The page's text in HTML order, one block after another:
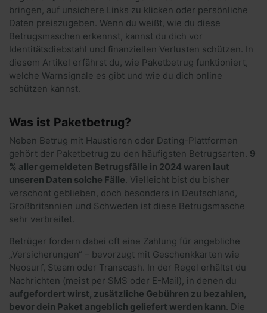
bringen, auf unsichere Links zu klicken oder persönliche
Daten preiszugeben. Wenn du weißt, wie du diese
Betrugsmaschen erkennst, kannst du dich vor
Identitätsdiebstahl und finanziellen Verlusten schützen. In
diesem Artikel erfährst du, wie Paketbetrug funktioniert,
welche Warnsignale es gibt und wie du dich online
schützen kannst.
Was ist Paketbetrug?
Neben Betrug mit Haustieren oder Dating-Plattformen
gehört der Paketbetrug zu den häufigsten Betrugsarten. 9
% aller gemeldeten Betrugsfälle in 2024 waren laut
unseren Daten solche Fälle . Vielleicht bist du bisher
verschont geblieben, doch besonders in Deutschland,
Großbritannien und Schweden ist diese Betrugsmasche
sehr verbreitet.
Betrüger fordern dabei oft eine Zahlung für angebliche
„Versicherungen“ – bevorzugt mit Geschenkkarten wie
Neosurf, Steam oder Transcash. In der Regel erhältst du
Nachrichten (meist per SMS oder E-Mail), in denen du
aufgefordert wirst, zusätzliche Gebühren zu bezahlen,
bevor dein Paket angeblich geliefert werden kann . Die